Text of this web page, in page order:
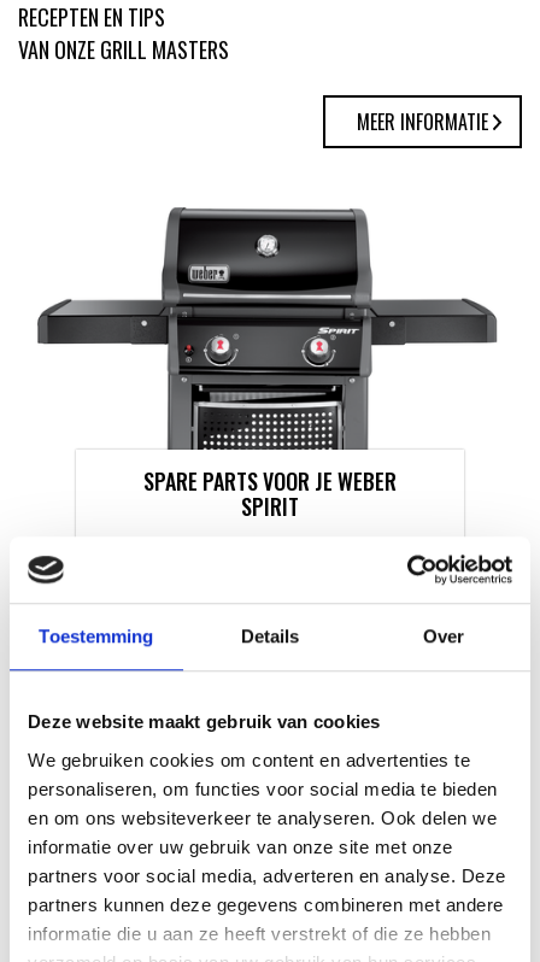
Toestemming Details Over
Deze website maakt gebruik van cookies
We gebruiken cookies om content en advertenties te
personaliseren, om functies voor social media te bieden
en om ons websiteverkeer te analyseren. Ook delen we
informatie over uw gebruik van onze site met onze
partners voor social media, adverteren en analyse. Deze
partners kunnen deze gegevens combineren met andere
informatie die u aan ze heeft verstrekt of die ze hebben
RECEPTEN EN TIPS
VAN ONZE GRILL MASTERS
MEER INFORMATIE
SPARE PARTS VOOR JE WEBER
SPIRIT
KAISERSCHMARNN